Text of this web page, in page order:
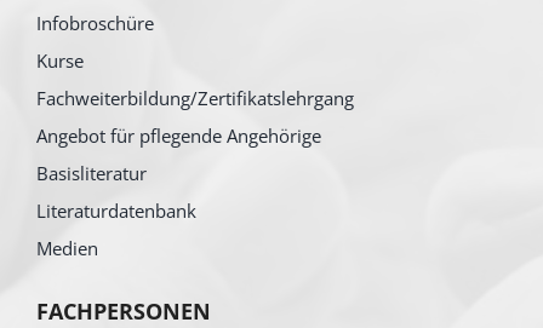
Infobroschüre
Kurse
Fachweiterbildung/Zertifikatslehrgang
Angebot für pflegende Angehörige
Basisliteratur
Literaturdatenbank
Medien
FACHPERSONEN